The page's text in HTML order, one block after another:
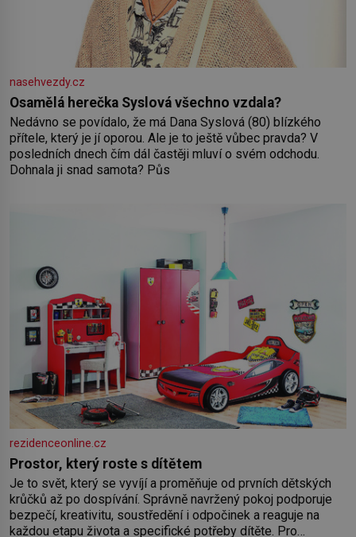
nasehvezdy.cz
Osamělá herečka Syslová všechno vzdala?
Nedávno se povídalo, že má Dana Syslová (80) blízkého
přítele, který je jí oporou. Ale je to ještě vůbec pravda? V
posledních dnech čím dál častěji mluví o svém odchodu.
Dohnala ji snad samota? Půs
rezidenceonline.cz
Prostor, který roste s dítětem
Je to svět, který se vyvíjí a proměňuje od prvních dětských
krůčků až po dospívání. Správně navržený pokoj podporuje
bezpečí, kreativitu, soustředění i odpočinek a reaguje na
každou etapu života a specifické potřeby dítěte. Pro